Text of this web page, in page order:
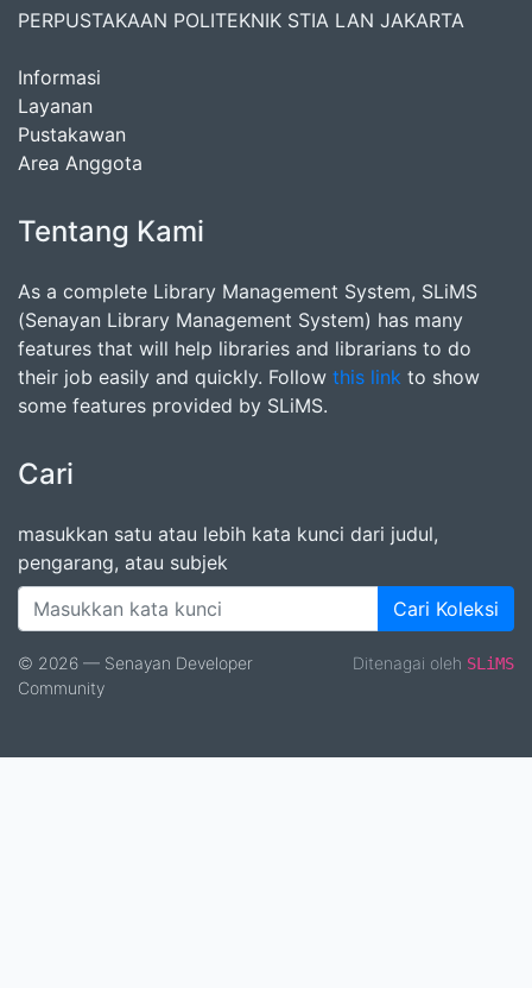
PERPUSTAKAAN POLITEKNIK STIA LAN JAKARTA
Informasi
Layanan
Pustakawan
Area Anggota
Tentang Kami
As a complete Library Management System, SLiMS
(Senayan Library Management System) has many
features that will help libraries and librarians to do
their job easily and quickly. Follow this link to show
some features provided by SLiMS.
Cari
masukkan satu atau lebih kata kunci dari judul,
pengarang, atau subjek
Cari Koleksi
© 2026 — Senayan Developer
Community
Ditenagai oleh SLiMS